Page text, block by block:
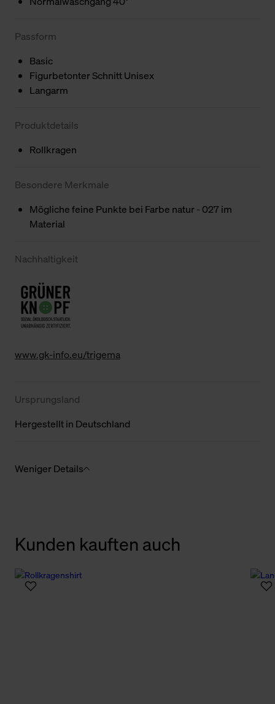
Passform
Basic
Figurbetonter Schnitt Unisex
Langarm
Produktdetails
Rollkragen
Besondere Merkmale
Mögliche feine Punkte bei Farbe natur - 027 im
Material
Nachhaltigkeit
www.gk-info.eu/trigema
Ursprungsland
Hergestellt in Deutschland
Weniger Details
Kunden kauften auch